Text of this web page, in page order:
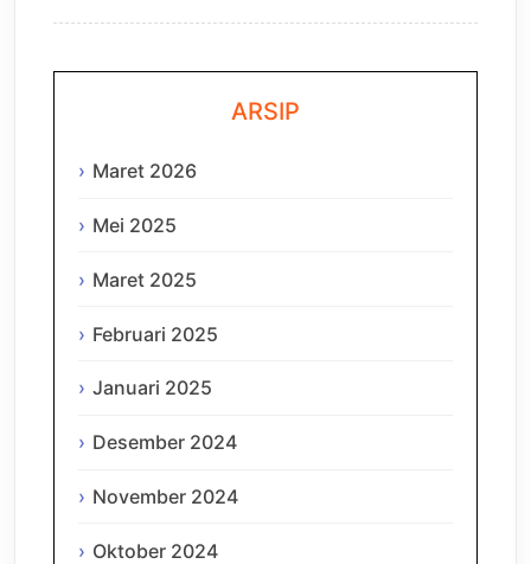
ARSIP
Maret 2026
Mei 2025
Maret 2025
Februari 2025
Januari 2025
Desember 2024
November 2024
Oktober 2024